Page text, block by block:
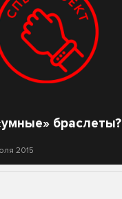
браслеты?
2015